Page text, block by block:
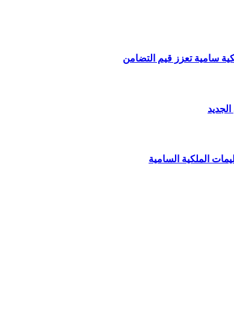
سامية تعزز قيم التضامن
الملكية السامية